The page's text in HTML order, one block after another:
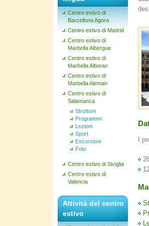
Centro estivo di
Barcellona Agora
Centro estivo di Madrid
Centro estivo di
Marbella Albergue
Centro estivo di
Marbella Alboran
Centro estivo di
Marbella Aleman
Centro estivo di
Salamanca
Strutture
Programmi
Lezioni
Sport
Escursioni
Foto
Centro estivo di Siviglia
Centro estivo di
Valencia
Attività del centro
estivo
I